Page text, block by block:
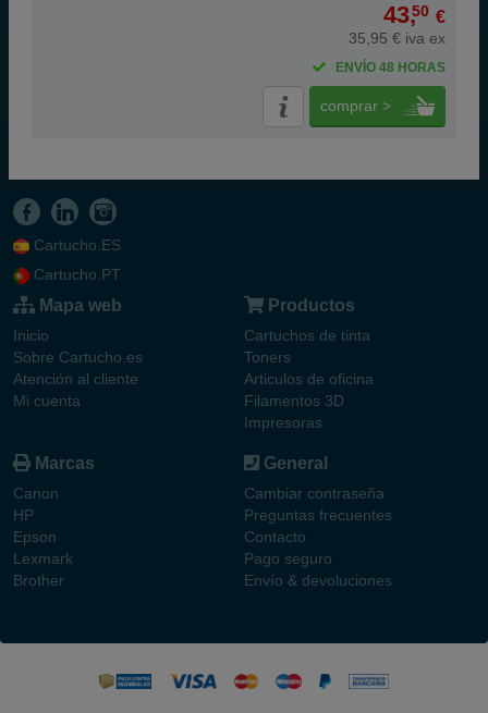
43,50 €
35,95 € iva ex
ENVÍO 48 HORAS
comprar >
Cartucho.ES
Cartucho.PT
Mapa web
Inicio
Sobre Cartucho.es
Atención al cliente
Mi cuenta
Productos
Cartuchos de tinta
Toners
Articulos de oficina
Filamentos 3D
Impresoras
Marcas
Canon
HP
Epson
Lexmark
Brother
General
Cambiar contraseña
Preguntas frecuentes
Contacto
Pago seguro
Envío & devoluciones